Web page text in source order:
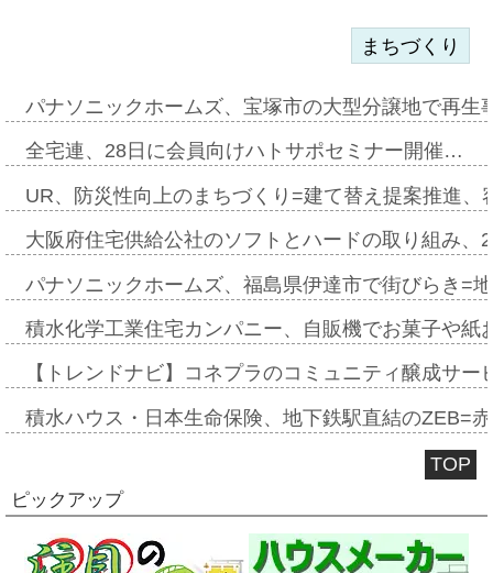
まちづくり
パナソニックホームズ、宝塚市の大型分譲地で再
全宅連、28日に会員向けハトサポセミナー開催…
UR、防災性向上のまちづくり=建て替え提案推進
大阪府住宅供給公社のソフトとハードの取り組み
パナソニックホームズ、福島県伊達市で街びらき=
積水化学工業住宅カンパニー、自販機でお菓子や
【トレンドナビ】コネプラのコミュニティ醸成サ
積水ハウス・日本生命保険、地下鉄駅直結のZEB=
TOP
ピックアップ